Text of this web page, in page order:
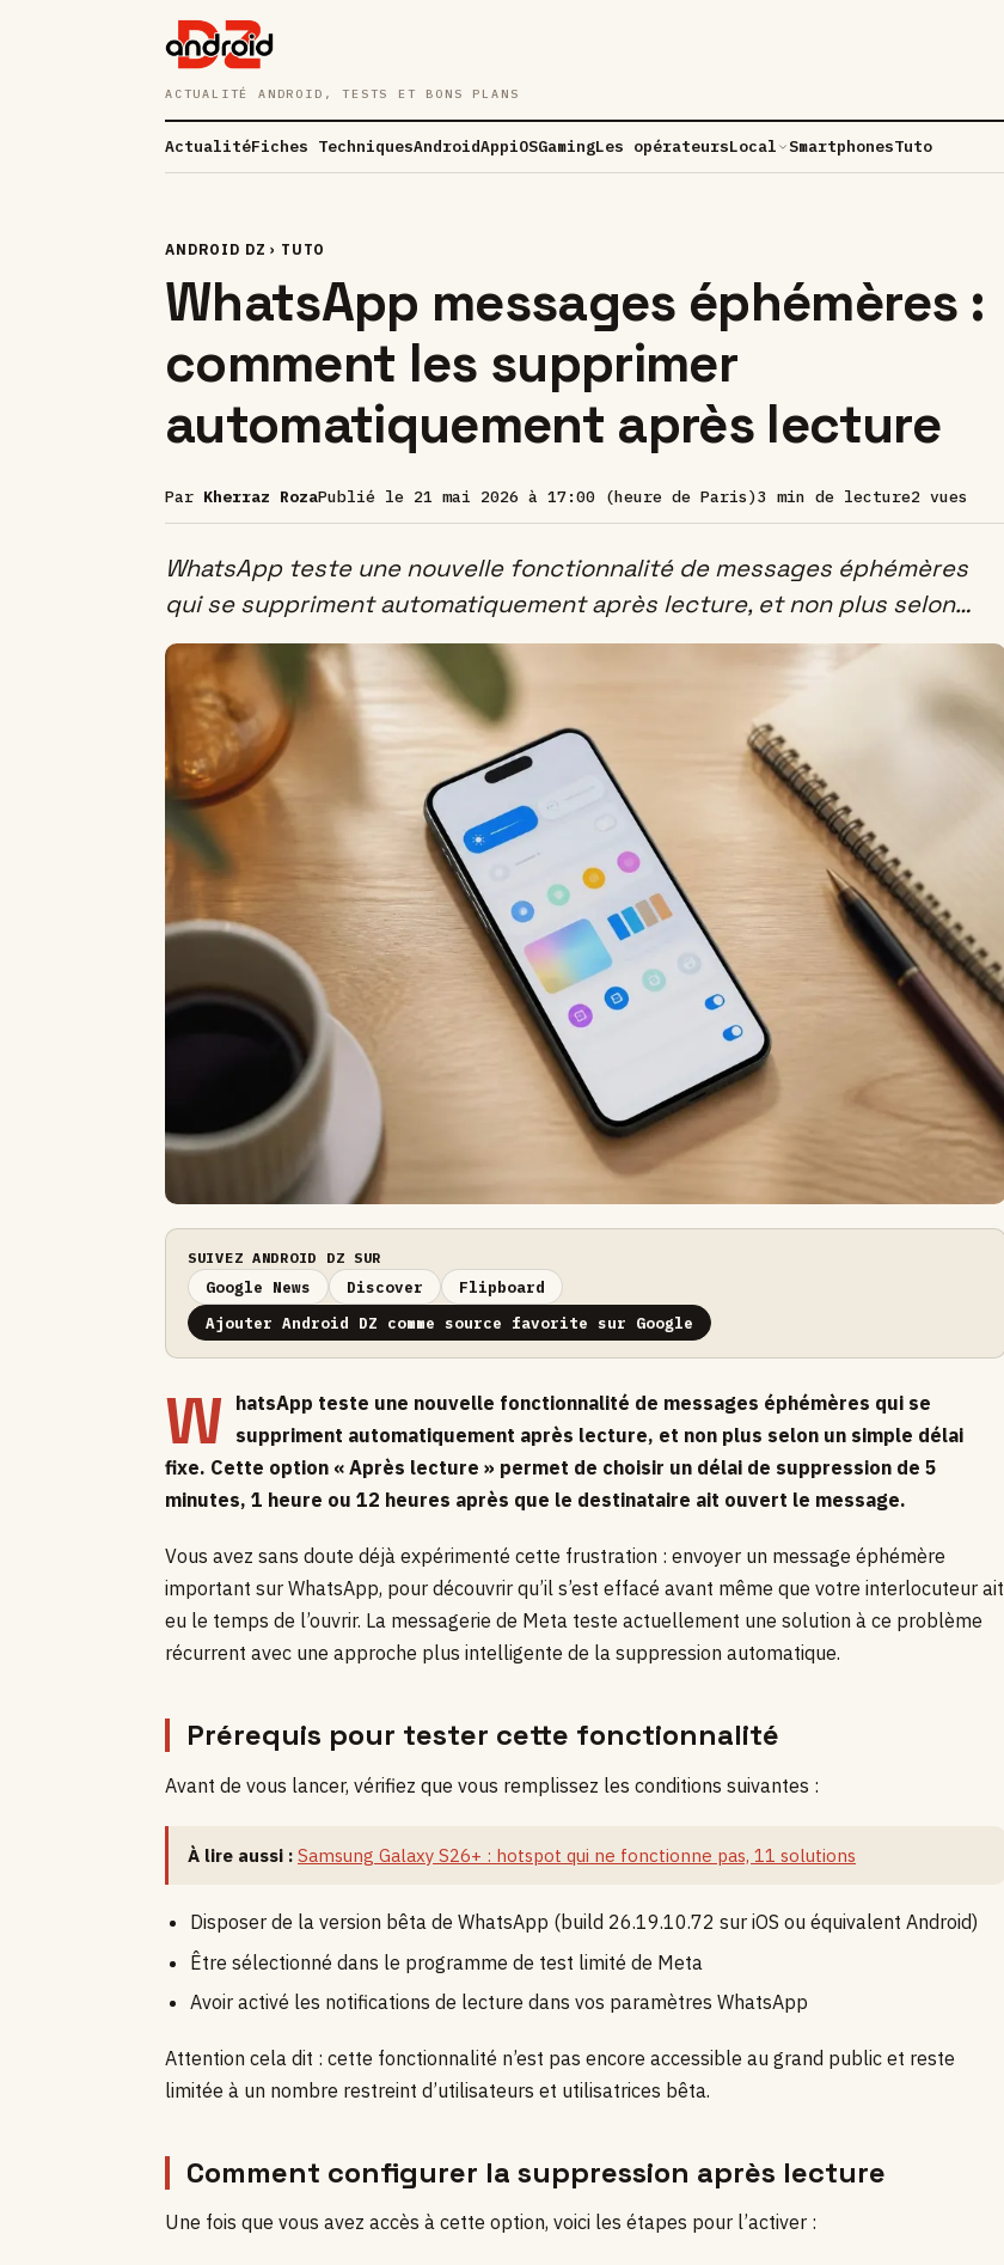
ACTUALITÉ ANDROID, TESTS ET BONS PLANS
ActualitéFiches TechniquesAndroidAppiOSGamingLes opérateursLocal SmartphonesTuto
ANDROID DZ › TUTO
WhatsApp messages éphémères :
comment les supprimer
automatiquement après lecture
Par Kherraz RozaPublié le 21 mai 2026 à 17:00 (heure de Paris)3 min de lecture2 vues
WhatsApp teste une nouvelle fonctionnalité de messages éphémères
qui se suppriment automatiquement après lecture, et non plus selon…
SUIVEZ ANDROID DZ SUR
Google News Discover
Flipboard
Ajouter Android DZ comme source favorite sur Google
W hatsApp teste une nouvelle fonctionnalité de messages éphémères qui se
suppriment automatiquement après lecture, et non plus selon un simple délai
fixe. Cette option « Après lecture » permet de choisir un délai de suppression de 5
minutes, 1 heure ou 12 heures après que le destinataire ait ouvert le message.
Vous avez sans doute déjà expérimenté cette frustration : envoyer un message éphémère
important sur WhatsApp, pour découvrir qu’il s’est effacé avant même que votre interlocuteur ait
eu le temps de l’ouvrir. La messagerie de Meta teste actuellement une solution à ce problème
récurrent avec une approche plus intelligente de la suppression automatique.
Prérequis pour tester cette fonctionnalité
Avant de vous lancer, vérifiez que vous remplissez les conditions suivantes :
À lire aussi : Samsung Galaxy S26+ : hotspot qui ne fonctionne pas, 11 solutions
Disposer de la version bêta de WhatsApp (build 26.19.10.72 sur iOS ou équivalent Android)
Être sélectionné dans le programme de test limité de Meta
Avoir activé les notifications de lecture dans vos paramètres WhatsApp
Attention cela dit : cette fonctionnalité n’est pas encore accessible au grand public et reste
limitée à un nombre restreint d’utilisateurs et utilisatrices bêta.
Comment configurer la suppression après lecture
Une fois que vous avez accès à cette option, voici les étapes pour l’activer :